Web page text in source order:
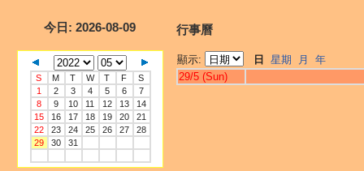
今日 : 2026-08-09
S M T W T F
S
1
2 3 4 5 6
7
8
9 10 11 12 13
14
15
16 17 18 19 20
21
22
23 24 25 26 27
28
29
30 31
行事曆
顯示: 日 星期 月
年
29/5 (Sun)